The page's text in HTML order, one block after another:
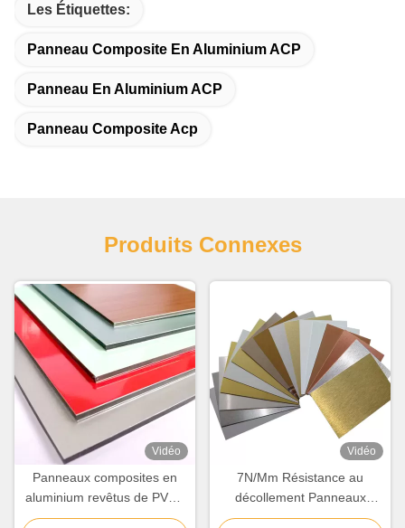
Les Étiquettes:
Panneau Composite En Aluminium ACP
Panneau En Aluminium ACP
Panneau Composite Acp
Produits Connexes
Vidéo
Panneaux composites en
aluminium revêtus de PVDF
résistant aux chocs 5 ans de
Vidéo
7N/Mm Résistance au
décollement Panneaux
composites en aluminium